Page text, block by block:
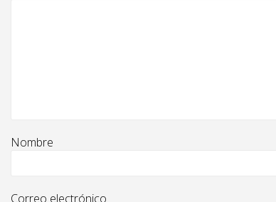
Nombre
Correo electrónico